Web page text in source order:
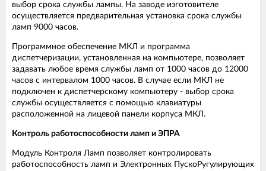
выбор срока службы лампы. На заводе изготовителе
осуществляется предварительная установка срока службы
ламп 9000 часов.
Программное обеспечение МКЛ и программа
диспетчеризации, установленная на компьютере, позволяет
задавать любое время службы ламп от 1000 часов до 12000
часов с интервалом 1000 часов. В случае если МКЛ не
подключен к диспетчерскому компьютеру - выбор срока
службы осуществляется с помощью клавиатуры
расположенной на лицевой панели корпуса МКЛ.
Контроль работоспособности ламп и ЭПРА
Модуль Контроля Ламп позволяет контролировать
работоспособность ламп и Электронных ПускоРугулирующих